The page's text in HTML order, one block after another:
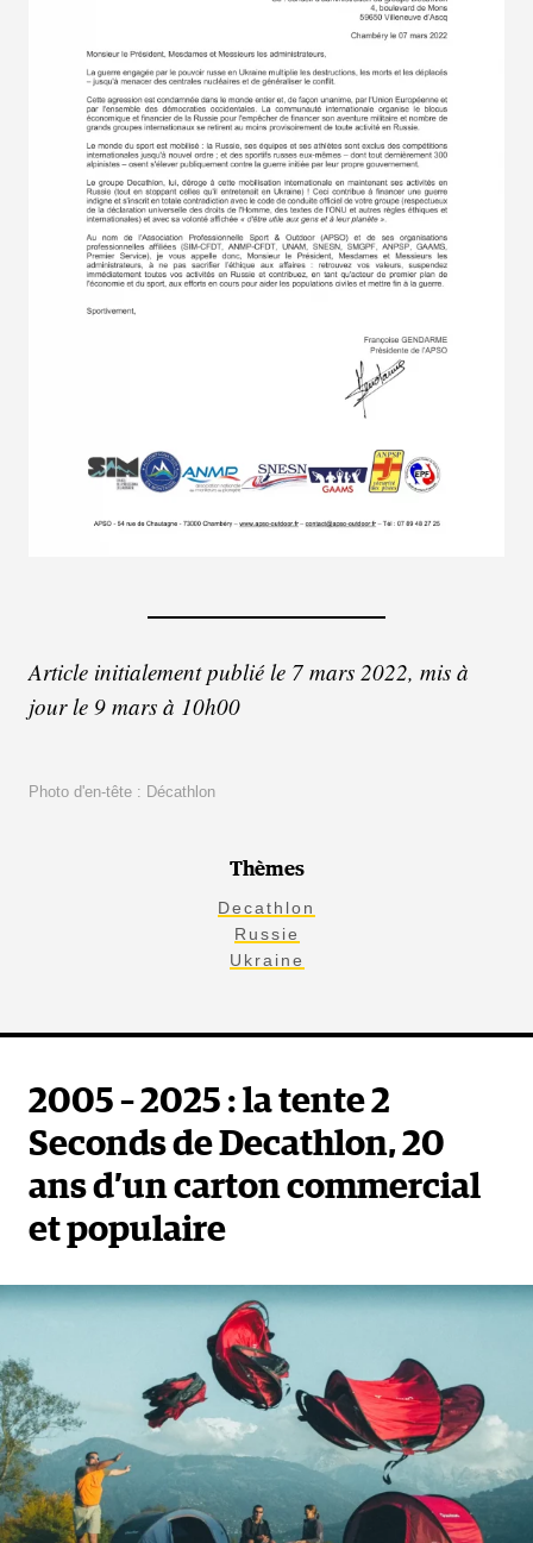
Article initialement publié le 7 mars 2022, mis à
jour le 9 mars à 10h00
Photo d'en-tête : Décathlon
Thèmes
Decathlon
Russie
Ukraine
2005 – 2025 : la tente 2
Seconds de Decathlon, 20
ans d’un carton commercial
et populaire